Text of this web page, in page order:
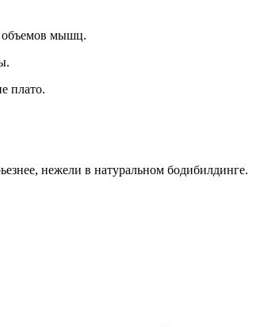
объемов мышц.
плато.
нежели в натуральном бодибилдинге.